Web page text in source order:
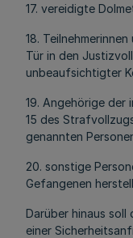
17. vereidigte
18.
Tür in den
unbeaufsichtigter
19. Angehörige der
15 des
genannten
20. sonstige
Gefangenen
Darüber hinaus
einer